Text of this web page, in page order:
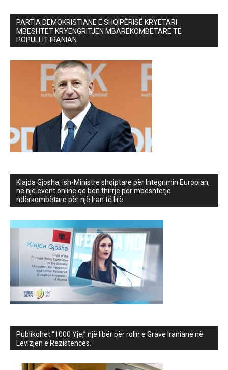
PARTIA DEMOKRISTIANE E SHQIPËRISË KRYETARI
MBËSHTET KRYENGRITJEN MBARËKOMBËTARE TË
POPULLIT IRANIAN
Klajda Gjosha, ish-Ministre shqiptare për Integrimin Europian,
në një event online që bën thirrje për mbështetje
ndërkombëtare për një Iran të lirë
Publikohet “1000 Yje,” një libër për rolin e Grave Iraniane në
Lëvizjen e Rezistencës.